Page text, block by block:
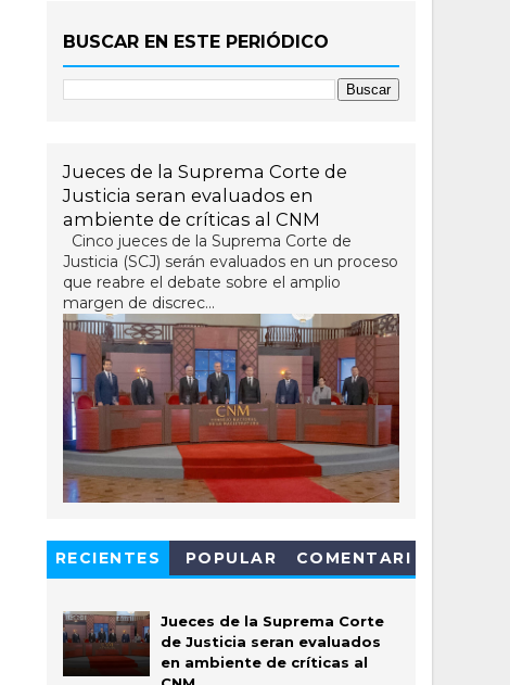
BUSCAR EN ESTE PERIÓDICO
Jueces de la Suprema Corte de
Justicia seran evaluados en
ambiente de críticas al CNM
Cinco jueces de la Suprema Corte de
Justicia (SCJ) serán evaluados en un proceso
que reabre el debate sobre el amplio
margen de discrec...
RECIENTES POPULAR
COMENTARI
Jueces de la Suprema Corte
de Justicia seran evaluados
en ambiente de críticas al